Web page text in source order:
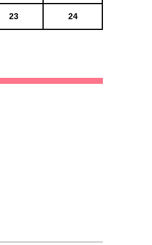
23 24